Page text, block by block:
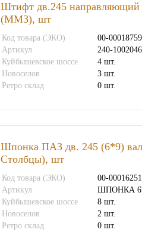
Штифт дв.245 направляющий
(ММЗ), шт
Код товара (ЭКО)
00-00018759
Артикул
240-1002046
Куйбышевское шоссе
4 шт.
Новоселов
3 шт.
Ретро склад
0 шт.
Шпонка ПАЗ дв. 245 (6*9)
Столбцы), шт
Код товара (ЭКО)
00-00016251
Артикул
ШПОНКА
Куйбышевское шоссе
8 шт.
Новоселов
2 шт.
Ретро склад
0 шт.